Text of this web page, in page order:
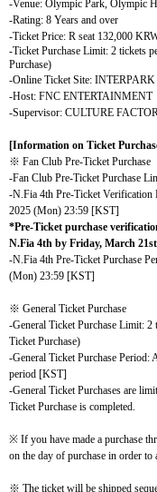
-Venue: Olympic Park, Olympic
-Rating: 8 Years and over
-Ticket Price: R seat 132,000
-Ticket Purchase Limit: 2 tickets
Purchase)
-Online Ticket Site: INTERPARK
-Host: FNC ENTERTAINMENT
-Supervisor: CULTURE
[Information on Ticket
※ Fan Club Pre-Ticket Purchase
-Fan Club Pre-Ticket Purchase
-N.Fia 4th Pre-Ticket Verification
2025 (Mon) 23:59 [KST]
*Pre-Ticket purchase
N.Fia 4th by Friday, March
-N.Fia 4th Pre-Ticket Purchase
(Mon) 23:59 [KST]
※ General Ticket Purchase
-General Ticket Purchase Limit:
Ticket Purchase)
-General Ticket Purchase Period:
period [KST]
-General Ticket Purchases are
Ticket Purchase is completed.
※ If you have made a purchase
on the day of purchase in order
※ The ticket will be shipped